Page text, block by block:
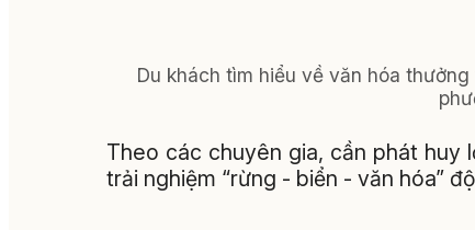
Du khách tìm hiểu về văn hóa
Theo các chuyên gia, cần phát huy
trải nghiệm “rừng - biển - văn hóa”